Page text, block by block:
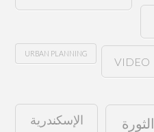
URBAN PLANNING
VIDEO
الإسكندرية الثورة